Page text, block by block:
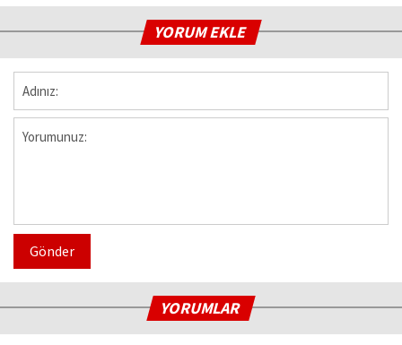
YORUM EKLE
Gönder
YORUMLAR